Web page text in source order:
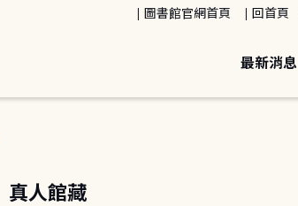
圖書館官網首頁 回首頁
最新消息
真人館藏